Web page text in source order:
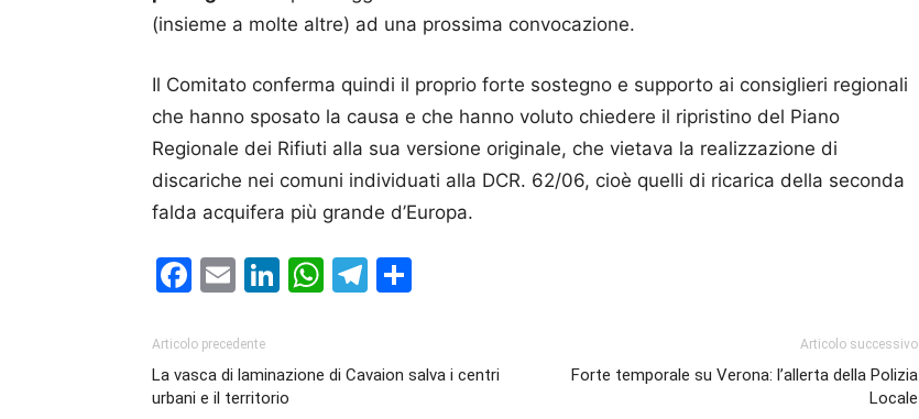
(insieme a molte altre) ad una prossima convocazione.
Il Comitato conferma quindi il proprio forte sostegno e supporto ai consiglieri regionali
che hanno sposato la causa e che hanno voluto chiedere il ripristino del Piano
Regionale dei Rifiuti alla sua versione originale, che vietava la realizzazione di
discariche nei comuni individuati alla DCR. 62/06, cioè quelli di ricarica della seconda
falda acquifera più grande d’Europa.
Facebook
EmailLinkedIn
WhatsApp
Telegram
Articolo precedente
La vasca di laminazione di Cavaion salva i centri
urbani e il territorio
Articolo successivo
Forte temporale su Verona: l’allerta della Polizia
Locale